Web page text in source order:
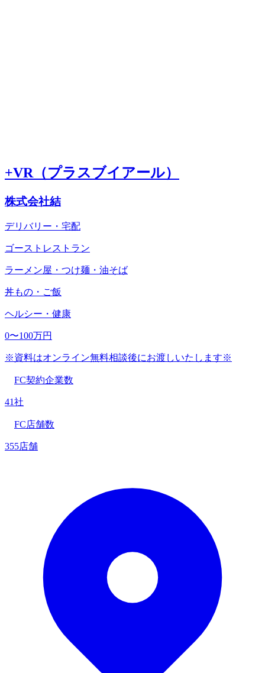
+VR（プラスブイアール）
株式会社結
デリバリー・宅配
ゴーストレストラン
ラーメン屋・つけ麺・油そば
丼もの・ご飯
ヘルシー・健康
0〜100万円
※資料はオンライン無料相談後にお渡しいたします※
FC契約企業数
41社
FC店舗数
355店舗